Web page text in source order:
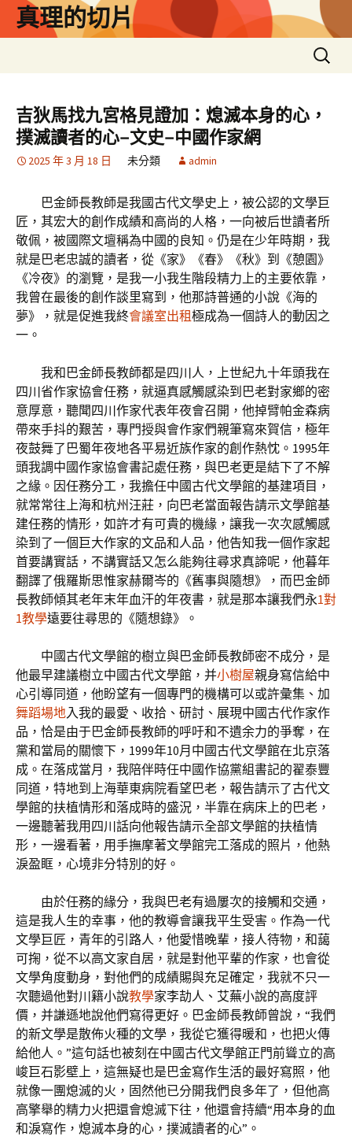
真理的切片
搜
尋
字:
吉狄馬找九宮格見證加：熄滅本身的心，
撲滅讀者的心–文史–中國作家網
2025 年 3 月 18 日 未分類 admin
巴金師長教師是我國古代文學史上，被公認的文學巨
匠，其宏大的創作成績和高尚的人格，一向被后世讀者所
敬佩，被國際文壇稱為中國的良知。仍是在少年時期，我
就是巴老忠誠的讀者，從《家》《春》《秋》到《憩園》
《冷夜》的瀏覽，是我一小我生階段精力上的主要依靠，
我曾在最後的創作談里寫到，他那詩普通的小說《海的
夢》，就是促進我終會議室出租極成為一個詩人的動因之
一。
我和巴金師長教師都是四川人，上世紀九十年頭我在
四川省作家協會任務，就逼真感觸感染到巴老對家鄉的密
意厚意，聽聞四川作家代表年夜會召開，他掉臂帕金森病
帶來手抖的艱苦，專門授與會作家們親筆寫來賀信，極年
夜鼓舞了巴蜀年夜地各平易近族作家的創作熱忱。1995年
頭我調中國作家協會書記處任務，與巴老更是結下了不解
之緣。因任務分工，我擔任中國古代文學館的基建項目，
就常常往上海和杭州汪莊，向巴老當面報告請示文學館基
建任務的情形，如許才有可貴的機緣，讓我一次次感觸感
染到了一個巨大作家的文品和人品，他告知我一個作家起
首要講實話，不講實話又怎么能夠往尋求真諦呢，他暮年
翻譯了俄羅斯思惟家赫爾岑的《舊事與隨想》，而巴金師
長教師傾其老年末年血汗的年夜書，就是那本讓我們永1對
1教學遠要往尋思的《隨想錄》。
中國古代文學館的樹立與巴金師長教師密不成分，是
他最早建議樹立中國古代文學館，并小樹屋親身寫信給中
心引導同道，他盼望有一個專門的機構可以或許彙集、加
舞蹈場地入我的最愛、收拾、研討、展現中國古代作家作
品，恰是由于巴金師長教師的呼吁和不遺余力的爭奪，在
黨和當局的關懷下，1999年10月中國古代文學館在北京落
成。在落成當月，我陪伴時任中國作協黨組書記的翟泰豐
同道，特地到上海華東病院看望巴老，報告請示了古代文
學館的扶植情形和落成時的盛況，半靠在病床上的巴老，
一邊聽著我用四川話向他報告請示全部文學館的扶植情
形，一邊看著，用手撫摩著文學館完工落成的照片，他熱
淚盈眶，心境非分特別的好。
由於任務的緣分，我與巴老有過屢次的接觸和交通，
這是我人生的幸事，他的教導會讓我平生受害。作為一代
文學巨匠，青年的引路人，他愛惜晚輩，接人待物，和藹
可掬，從不以高文家自居，就是對他平輩的作家，也會從
文學角度動身，對他們的成績賜與充足確定，我就不只一
次聽過他對川籍小說教學家李劼人、艾蕪小說的高度評
價，并謙遜地說他們寫得更好。巴金師長教師曾說，“我們
的新文學是散佈火種的文學，我從它獲得暖和，也把火傳
給他人。”這句話也被刻在中國古代文學館正門前聳立的高
峻巨石影壁上，這無疑也是巴金寫作生活的最好寫照，他
就像一團熄滅的火，固然他已分開我們良多年了，但他高
高擎舉的精力火把還會熄滅下往，他還會持續“用本身的血
和淚寫作，熄滅本身的心，撲滅讀者的心”。